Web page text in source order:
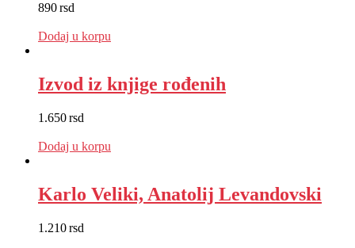
890rsd
Dodaj u korpu
Izvod iz knjige rođenih
1.650rsd
Dodaj u korpu
Karlo Veliki, Anatolij Levandovski
1.210rsd